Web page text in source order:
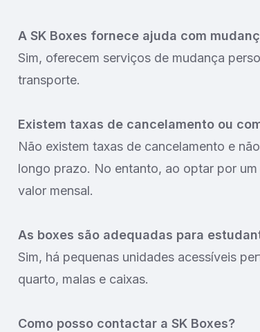
A SK Boxes fornece ajuda com
Sim, oferecem serviços de mudança
transporte.
Existem taxas de cancelamento ou
Não existem taxas de cancelamento e
longo prazo. No entanto, ao optar por
valor mensal.
As boxes são adequadas para
Sim, há pequenas unidades acessíveis
quarto, malas e caixas.
Como posso contactar a SK Boxes?